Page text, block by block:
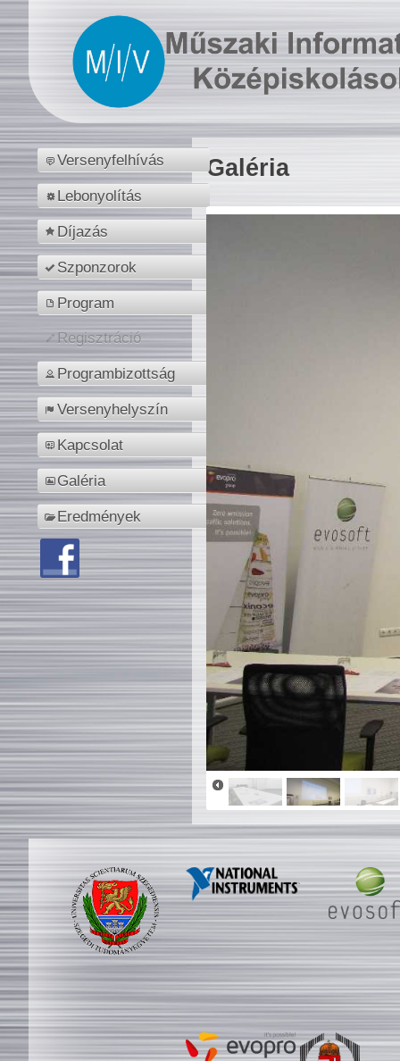
Versenyfelhívás
Lebonyolítás
Díjazás
Szponzorok
Program
Regisztráció
Programbizottság
Versenyhelyszín
Kapcsolat
Galéria
Eredmények
Galéria